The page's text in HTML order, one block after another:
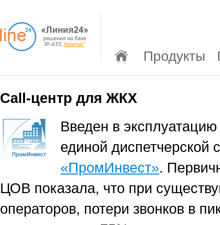
Продукты
Call-центр для ЖКХ
Введен в
единой
«ПромИнвест».
ЦОВ показала, что при
операторов, потери звонков в